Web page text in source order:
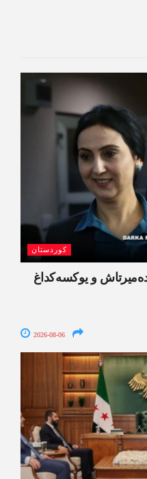
کوردستان
و یوکسەکداغ
2026-08-06